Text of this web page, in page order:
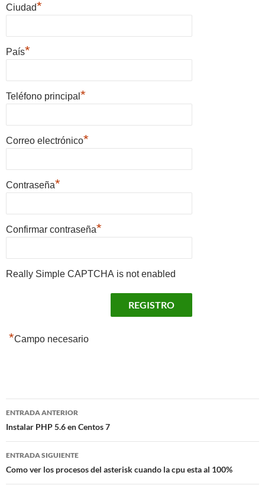
Ciudad*
País*
Teléfono principal *
Correo electrónico*
Contraseña*
Confirmar contraseña*
Really Simple CAPTCHA is not enabled
*Campo necesario
Navegación
de
entradas
ENTRADA ANTERIOR
Instalar PHP 5.6 en Centos 7
ENTRADA SIGUIENTE
Como ver los procesos del asterisk cuando la cpu esta al 100%